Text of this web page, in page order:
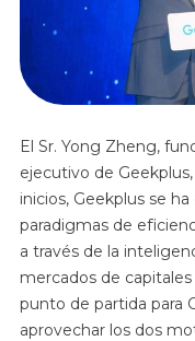
El Sr. Yong Zheng,
ejecutivo de
inicios, Geekplus se
paradigmas de
a través de la
mercados de
punto de partida para
aprovechar los dos